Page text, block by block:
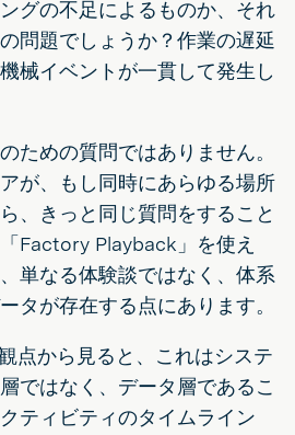
グの不足によるものか、それ
問題でしょうか？作業の遅延
械イベントが一貫して発生し
ための質問ではありません。
が、もし同時にあらゆる場所
、きっと同じ質問をすること
Factory Playback」を使え
単なる体験談ではなく、体系
タが存在する点にあります。
点から見ると、これはシステ
ではなく、データ層であるこ
ティビティのタイムライン